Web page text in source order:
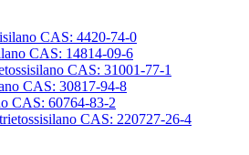
CAS: 4420-74-0
CAS: 14814-09-6
CAS: 31001-77-1
CAS: 30817-94-8
CAS: 60764-83-2
CAS: 220727-26-4